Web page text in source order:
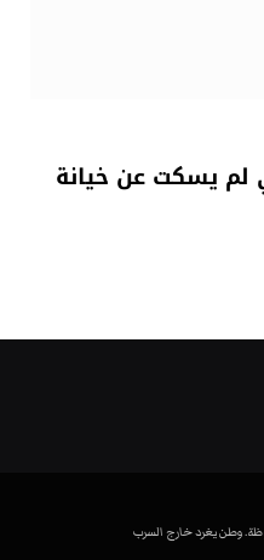
لم يسكت عن خيانة